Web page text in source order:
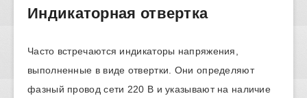
Индикаторная отвертка
Часто встречаются индикаторы напряжения,
выполненные в виде отвертки. Они определяют
фазный провод сети 220 В и указывают на наличие